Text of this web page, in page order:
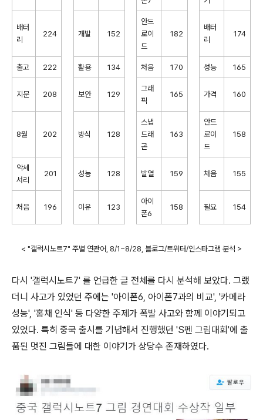
배터
리
224 개발 152
안드
로이
드
182
배터
리
174
출고 222 활용 134 처음 170 성능 165
지문 208 보안 129
그래
픽
165 가격 160
8월 202 방식 128
스냅
드래
곤
163
안드
로이
드
158
악세
서리
201 성능 128 발열 159 처음 155
처음 196 이유 123
아이
폰6
158 필요 154
< "갤럭시노트7" 주별 연관어, 8/1~8/28, 블로그/트위터/인스타그램 분석 >
다시 '갤럭시노트7' 를 언급한 글 전체를 다시 분석해 보았다. 그랬
더니 사고가 있었던 주에는 '아이폰6, 아이폰7과의 비교', '카메라
성능', '홍채 인식' 등 다양한 주제가 폭발 사고와 함께 이야기되고
있었다. 특히 중국 출시를 기념해서 진행했던 'S펜 그림대회'에 출
품된 멋진 그림들에 대한 이야기가 상당수 존재하였다.